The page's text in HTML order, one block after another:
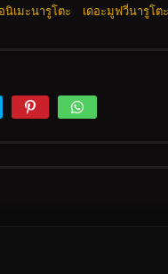
นิเมะนารูโตะ เดอะมูฟวี่นารูโตะ